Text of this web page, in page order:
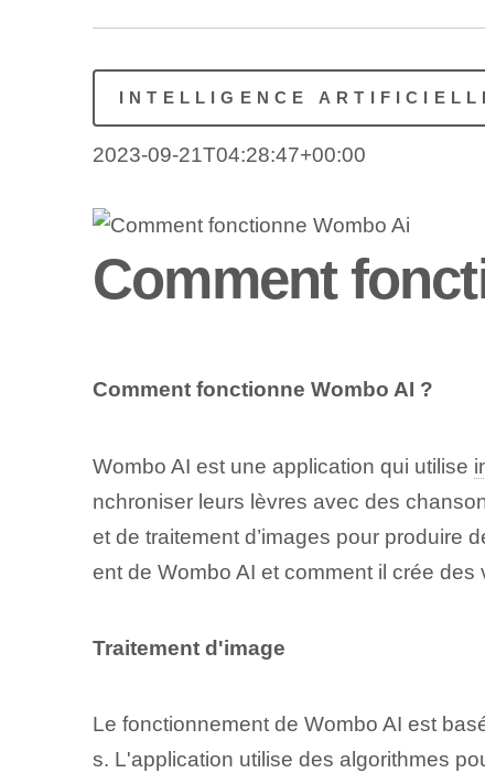
INTELLIGENCE
2023-09-21T04:28:47+00:00
Comment
Comment fonctionne Wombo ⁣AI ?
Wombo AI est une application qui utilise
nchroniser leurs lèvres avec des
et de traitement d’images pour produire
ent de Wombo AI​ et comment il crée
Traitement d'image
Le fonctionnement de Wombo ⁢AI est
s.⁢ L'application⁢ utilise des algorithmes